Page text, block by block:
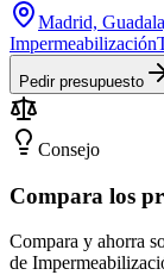
Madrid,
Impermeabilización
Pedir presupuesto
Consejo
Compara los
Compara y ahorra
de